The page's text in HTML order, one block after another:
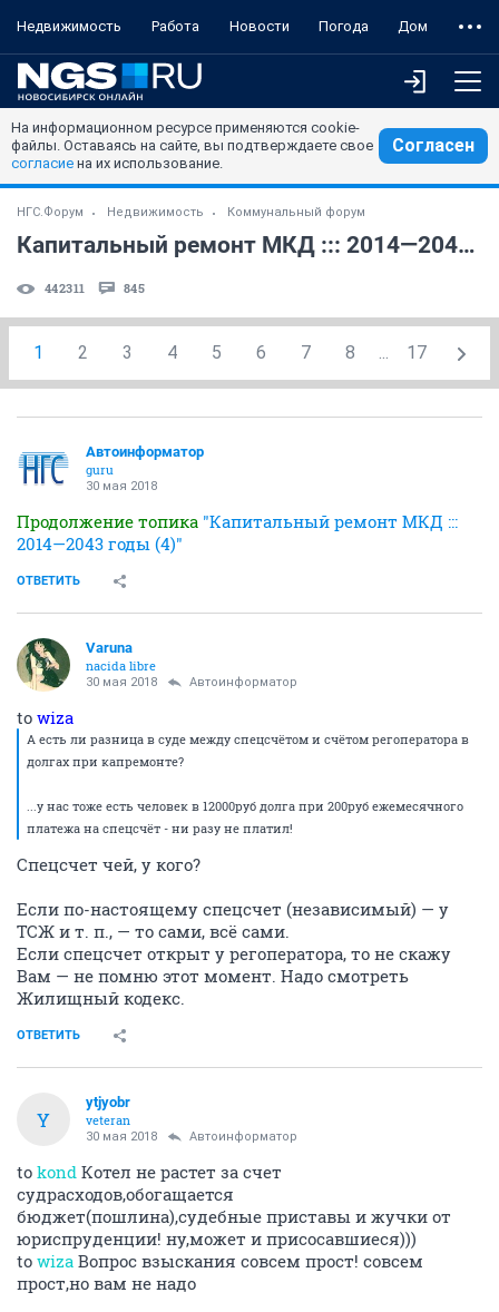
Недвижимость Работа Новости Погода Дом
На информационном ресурсе применяются cookie-
файлы. Оставаясь на сайте, вы подтверждаете свое
согласие на их использование.
Согласен
НГС.Форум Недвижимость Коммунальный форум
Капитальный ремонт МКД ::: 2014—2043 годы (5)
442311 845
1 2 3 4 5 6 7 8 ... 17
Автоинформатор
guru
30 мая 2018
Продолжение топика "Капитальный ремонт МКД :::
2014—2043 годы (4)"
ОТВЕТИТЬ
Varuna
nacida libre
30 мая 2018 Автоинформатор
to wiza
А есть ли разница в суде между спецсчётом и счётом регоператора в
долгах при капремонте?
...у нас тоже есть человек в 12000руб долга при 200руб ежемесячного
платежа на спецсчёт - ни разу не платил!
Спецсчет чей, у кого?
Если по-настоящему спецсчет (независимый) — у
ТСЖ и т. п., — то сами, всё сами.
Если спецсчет открыт у регоператора, то не скажу
Вам — не помню этот момент. Надо смотреть
Жилищный кодекс.
ОТВЕТИТЬ
Y
ytjyobr
veteran
30 мая 2018 Автоинформатор
to kond Котел не растет за счет
судрасходов,обогащается
бюджет(пошлина),судебные приставы и жучки от
юриспруденции! ну,может и присосавшиеся)))
to wiza Вопрос взыскания совсем прост! совсем
прост,но вам не надо